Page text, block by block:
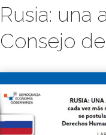
Rusia: una
Consejo